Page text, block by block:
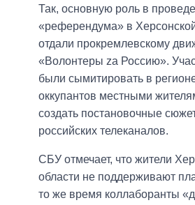
Так, основную роль в
«референдума» в
отдали прокремлевскому
«Волонтеры zа Россию».
были сымитировать в
оккупантов местными
создать постановочные
российских телеканалов.
СБУ отмечает, что жители
области не поддерживают
то же время коллаборанты